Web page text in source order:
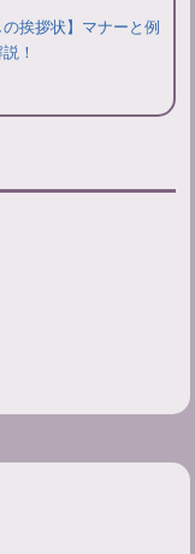
の挨拶状】マナーと例
！